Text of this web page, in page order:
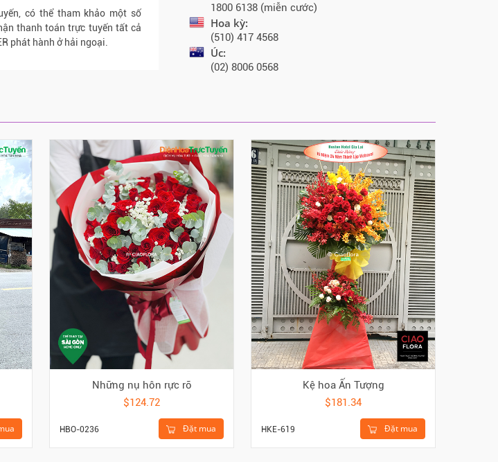
có thể tham khảo một số
thanh toán trực tuyến tất cả
phát hành ở hải ngoại.
1800 6138 (miễn cước)
Hoa kỳ:
(510) 417 4568
Úc:
(02) 8006 0568
Những nụ hôn rực rỡ
$124.72
Đặt mua
HBO-0236
Kệ hoa Ấn Tượng
$181.34
Đặt mua
HKE-619